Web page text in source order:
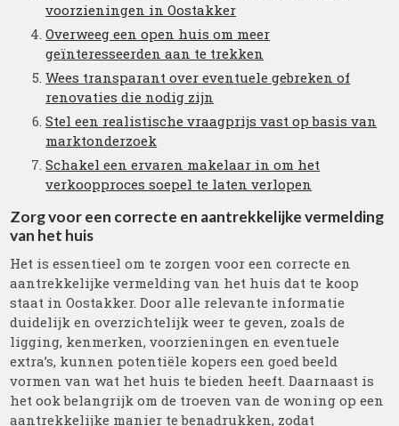
voorzieningen in Oostakker
Overweeg een open huis om meer
geïnteresseerden aan te trekken
Wees transparant over eventuele gebreken of
renovaties die nodig zijn
Stel een realistische vraagprijs vast op basis van
marktonderzoek
Schakel een ervaren makelaar in om het
verkoopproces soepel te laten verlopen
Zorg voor een correcte en aantrekkelijke vermelding
van het huis
Het is essentieel om te zorgen voor een correcte en
aantrekkelijke vermelding van het huis dat te koop
staat in Oostakker. Door alle relevante informatie
duidelijk en overzichtelijk weer te geven, zoals de
ligging, kenmerken, voorzieningen en eventuele
extra’s, kunnen potentiële kopers een goed beeld
vormen van wat het huis te bieden heeft. Daarnaast is
het ook belangrijk om de troeven van de woning op een
aantrekkelijke manier te benadrukken, zodat